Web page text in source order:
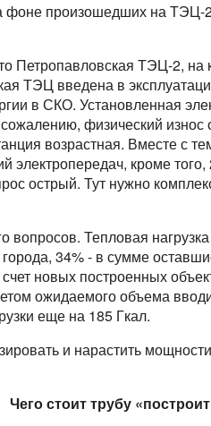
произошедших на ТЭЦ-2
Петропавловская ТЭЦ-2,
ТЭЦ введена в
в СКО. Установленная
физический износ
возрастная. Вместе с
кроме
острый. Тут нужно
Тепловая нагрузка
34% - в сумме
новых построенных
ожидаемого объема
еще на 185 Гкал.
и нарастить
Чего стоит трубу